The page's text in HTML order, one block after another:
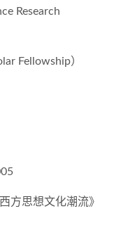
Research
Fellowship）
方思想文化潮流》